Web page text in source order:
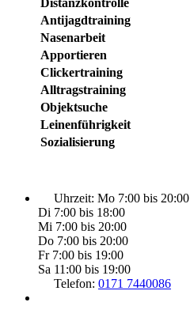
Distanzkontrolle
Antijagdtraining
Nasenarbeit
Apportieren
Clickertraining
Alltragstraining
Objektsuche
Leinenführigkeit
Sozialisierung
Uhrzeit: Mo 7:00 bis 20:00
Di 7:00 bis 18:00
Mi 7:00 bis 20:00
Do 7:00 bis 20:00
Fr 7:00 bis 19:00
Sa 11:00 bis 19:00
Telefon: 0171 7440086